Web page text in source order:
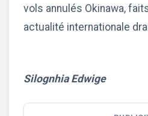
vols annulés Okinawa,
actualité internationale
Silognhia Edwige